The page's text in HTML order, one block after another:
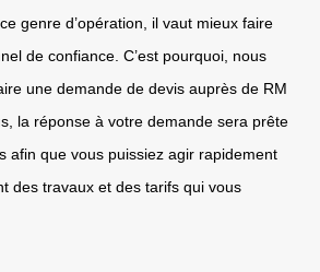
genre d’opération, il vaut mieux faire
de confiance. C’est pourquoi, nous
une demande de devis auprès de RM
la réponse à votre demande sera prête
afin que vous puissiez agir rapidement
des travaux et des tarifs qui vous